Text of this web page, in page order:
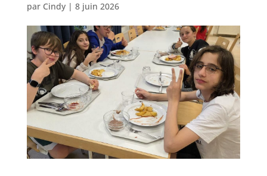
par Cindy| 8 juin 2026